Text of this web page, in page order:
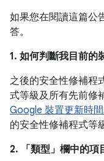
如果您在閱讀這篇公
答。
1. 如何判斷我目前的
之後的安全性修補程
式等級及所有先前修
Google 裝置更新時
的安全性修補程式等
2. 「類型」 欄中的項